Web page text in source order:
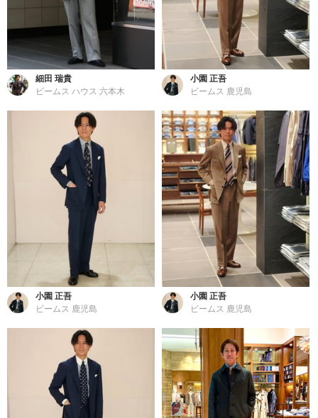
細田 瑞貴
ビームス ハウス 六本木
小園 正吾
ビームス 鹿児島
小園 正吾
ビームス 鹿児島
小園 正吾
ビームス 鹿児島